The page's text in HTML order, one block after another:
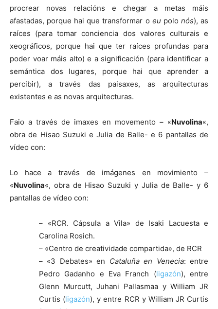
procrear novas relacións e chegar a metas máis
afastadas, porque hai que transformar o eupolo nós), as
raíces (para tomar conciencia dos valores culturais e
xeográficos, porque hai que ter raíces profundas para
poder voar máis alto) e a significación (para identificar a
semántica dos lugares, porque hai que aprender a
percibir), a través das paisaxes, as arquitecturas
existentes e as novas arquitecturas.
Faio a través de imaxes en movemento – «Nuvolina«,
obra de Hisao Suzuki e Julia de Balle- e 6 pantallas de
vídeo con:
Lo hace a través de imágenes en movimiento –
«Nuvolina«, obra de Hisao Suzuki y Julia de Balle- y 6
pantallas de vídeo con:
– «RCR. Cápsula a Vila» de Isaki Lacuesta e
Carolina Rosich.
– «Centro de creatividade compartida», de RCR
– «3 Debates» en Cataluña en Venecia: entre
Pedro Gadanho e Eva Franch (ligazón), entre
Glenn Murcutt, Juhani Pallasmaa y William JR
Curtis (ligazón), y entre RCR y William JR Curtis